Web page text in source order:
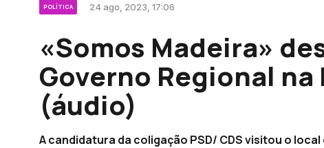
POLÍTICA 24 ago, 2023, 17:06
«Somos Madeira»
Governo Regional
(áudio)
A candidatura da coligação PSD/ CDS visitou o